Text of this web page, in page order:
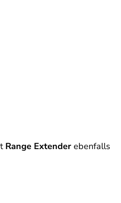
Range Extender ebenfalls